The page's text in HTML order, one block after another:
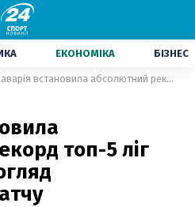
ЕКОНОМІКА БІЗНЕС
Баварія встановила абсолютний рекорд топ-5 ліг Європи: відеоогляд історичного матчу
топ-5 ліг